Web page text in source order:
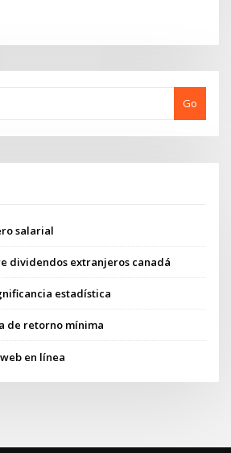
Go
salarial
dividendos extranjeros canadá
estadística
de retorno mínima
en línea